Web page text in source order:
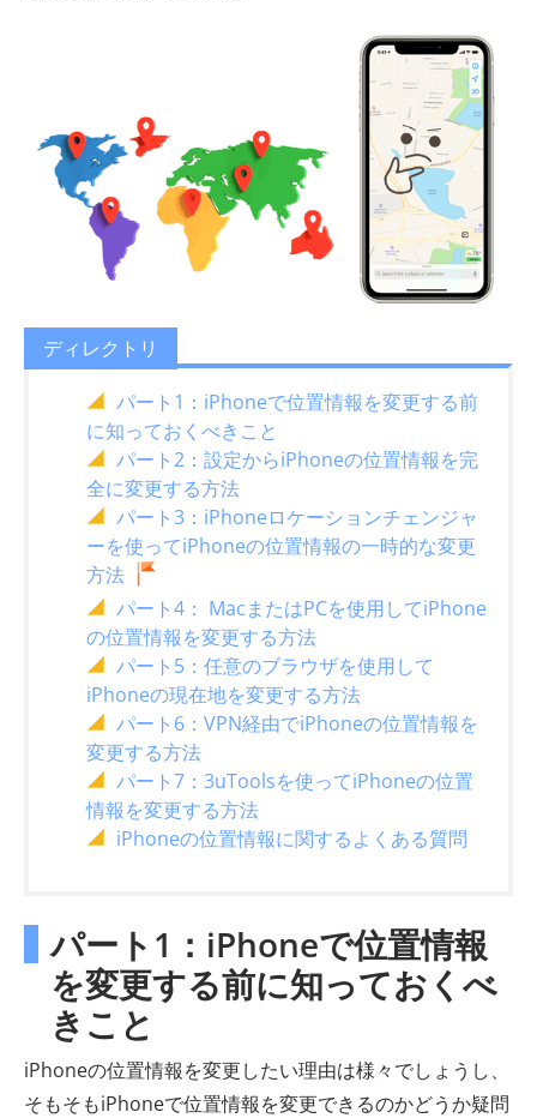
ディレクトリ
パート1：iPhoneで位置情報を変更する前
に知っておくべきこと
パート2：設定からiPhoneの位置情報を完
全に変更する方法
パート3：iPhoneロケーションチェンジャ
ーを使ってiPhoneの位置情報の一時的な変更
方法
パート4： MacまたはPCを使用してiPhone
の位置情報を変更する方法
パート5：任意のブラウザを使用して
iPhoneの現在地を変更する方法
パート6：VPN経由でiPhoneの位置情報を
変更する方法
パート7：3uToolsを使ってiPhoneの位置
情報を変更する方法
iPhoneの位置情報に関するよくある質問
パート1：iPhoneで位置情報
を変更する前に知っておくべ
きこと
iPhoneの位置情報を変更したい理由は様々でしょうし、
そもそもiPhoneで位置情報を変更できるのかどうか疑問